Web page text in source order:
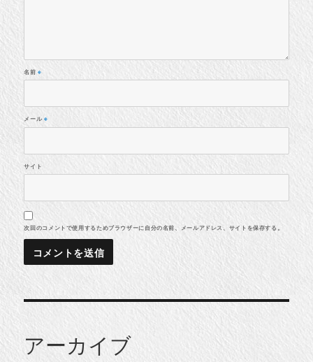
名前※
メール ※
サイト
次回のコメントで使用するためブラウザーに自分の名前、メールアドレス、サイトを保存する。
アーカイブ